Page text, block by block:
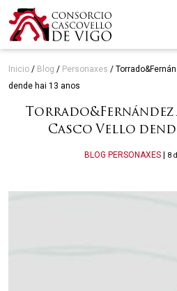
Inicio / Blog / Personaxes /
dende hai 13 anos
Casco Vello
Categories
BLOG PERSONAXES 8